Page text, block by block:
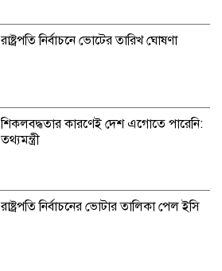
রাষ্ট্রপতি নির্বাচনে ভোটের তারিখ ঘোষণা
শিকলবদ্ধতার কারণেই দেশ এগোতে পারেনি:
তথ্যমন্ত্রী
রাষ্ট্রপতি নির্বাচনের ভোটার তালিকা পেল ইসি